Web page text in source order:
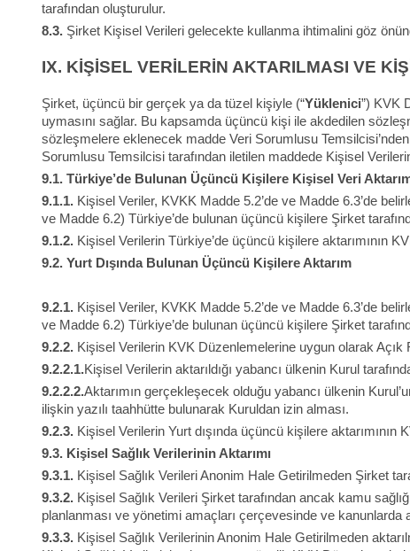
tarafından oluşturulur.
8.3. Şirket Kişisel Verileri gelecekte kullanma ihtimalini göz
IX. KİŞİSEL VERİLERİN AKTARILMASI VE
Şirket, üçüncü bir gerçek ya da tüzel kişiyle (“Yüklenici”) KVK
uymasını sağlar. Bu kapsamda üçüncü kişi ile akdedilen
sözleşmelere eklenecek madde Veri Sorumlusu
Sorumlusu Temsilcisi tarafından iletilen maddede Kişisel
9.1. Türkiye’de Bulunan Üçüncü Kişilere Kişisel Veri
9.1.1. Kişisel Veriler, KVKK Madde 5.2’de ve Madde 6.3’de
ve Madde 6.2) Türkiye’de bulunan üçüncü kişilere Şirket
9.1.2. Kişisel Verilerin Türkiye’de üçüncü kişilere aktarımının
9.2. Yurt Dışında Bulunan Üçüncü Kişilere Aktarım
9.2.1. Kişisel Veriler, KVKK Madde 5.2’de ve Madde 6.3’de
ve Madde 6.2) Türkiye’de bulunan üçüncü kişilere Şirket
9.2.2. Kişisel Verilerin KVK Düzenlemelerine uygun olarak Açık
9.2.2.1.Kişisel Verilerin aktarıldığı yabancı ülkenin Kurul
9.2.2.2.Aktarımın gerçekleşecek olduğu yabancı ülkenin
ilişkin yazılı taahhütte bulunarak Kuruldan izin alması.
9.2.3. Kişisel Verilerin Yurt dışında üçüncü kişilere
9.3. Kişisel Sağlık Verilerinin Aktarımı
9.3.1. Kişisel Sağlık Verileri Anonim Hale Getirilmeden Şirket
9.3.2. Kişisel Sağlık Verileri Şirket tarafından ancak kamu
planlanması ve yönetimi amaçları çerçevesinde ve
9.3.3. Kişisel Sağlık Verilerinin Anonim Hale Getirilmeden